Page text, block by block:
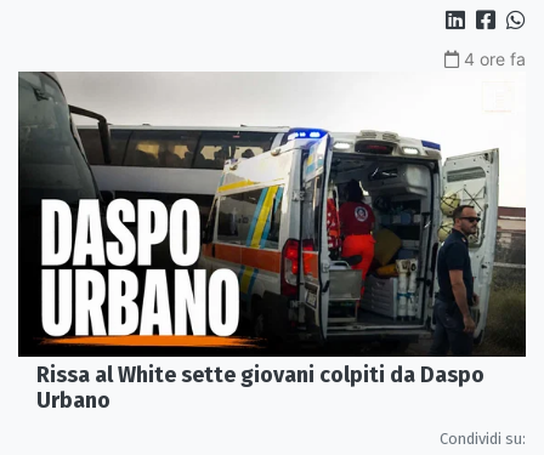
4 ore fa
Rissa al White sette giovani colpiti da Daspo
Urbano
Condividi su: